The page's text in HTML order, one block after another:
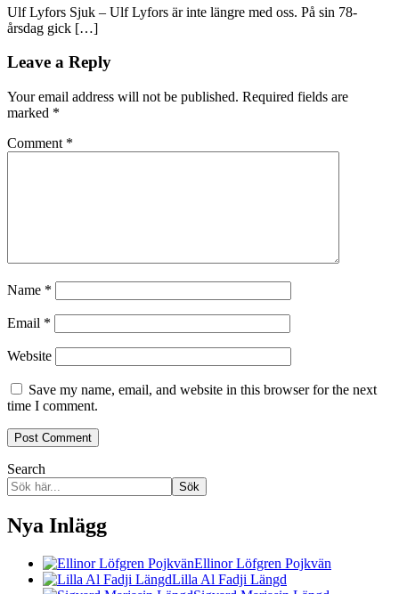
Ulf Lyfors Sjuk – Ulf Lyfors är inte längre med oss. På sin 78-
årsdag gick […]
Leave a Reply
Your email address will not be published. Required fields are
marked *
Comment *
Name *
Email *
Website
Save my name, email, and website in this browser for the next
time I comment.
Search
Sök
Nya Inlägg
Ellinor Löfgren Pojkvän
Lilla Al Fadji Längd